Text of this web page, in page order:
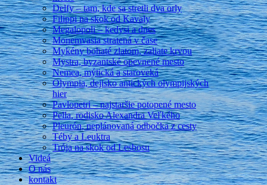
Delfy – tam, kde sa stretli dva orly
Filippi na skok od Kavaly
Megalopoli – kedysi a dnes
Monemvasia stratená v čase
Mykény bohaté zlatom, zaliate krvou
Mystra, byzantské opevnené mesto
Nemea, mýtická a staroveká
Olympia, dejisko antických olympijských
hier
Pavlopetri – najstaršie potopené mesto
Pella, rodisko Alexandra Veľkého
Pleurón, neplánovaná odbočka z cesty
Téby a Leuktra
Trója na skok od Lesbosu
Videá
O nás
kontakt